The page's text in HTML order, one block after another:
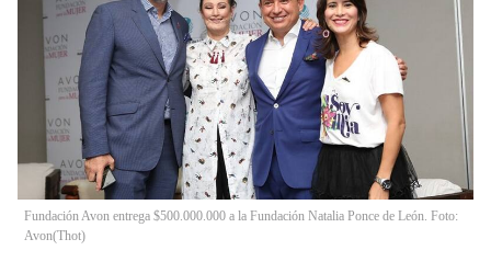
Fundación Avon entrega $500.000.000 a la Fundación Natalia Ponce de León. Foto:
Avon(Thot)